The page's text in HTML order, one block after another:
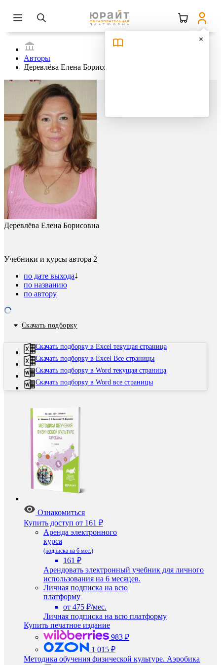
Авторы
Деревлёва Елена Борисовна
Деревлёва Елена Борисовна
Учебники и курсы автора 2
по дате выхода
по названию
по автору
Скачать подборку
Скачать подборку в Excel текущая страница
Скачать подборку в Excel Все страницы
Скачать подборку в Word текущая страница
Скачать подборку в Word все страницы
Ознакомиться
Купить доступ от 161 ₽
Аренда электронного
курса
(подписка на 6 мес.)
161 ₽
Арендовать электронный учебник для личного
использования на 6 месяцев.
Личная подписка на всю
платформу
от 475 ₽/мес.
Личная подписка на всю платформу
Купить печатное издание
983 ₽
1 015 ₽
Методика обучения физической культуре. Аэробика